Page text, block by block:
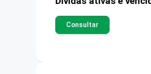
Consultar